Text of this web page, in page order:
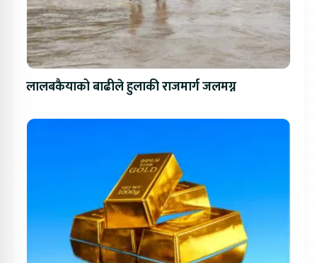
लालबकैयाको बाढीले हुलाकी राजमार्ग जलमग्न